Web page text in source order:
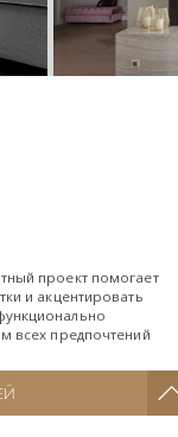
проект помогает
и акцентировать
всех предпочтений